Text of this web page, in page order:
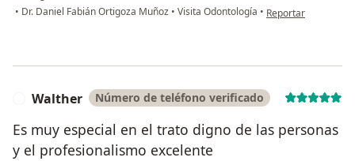
• Dr. Daniel Fabián Ortigoza Muñoz • Visita Odontología • en opinión del
Reportar
Walther Número de teléfono verificado
Es muy especial en el trato digno de las personas
y el profesionalismo excelente